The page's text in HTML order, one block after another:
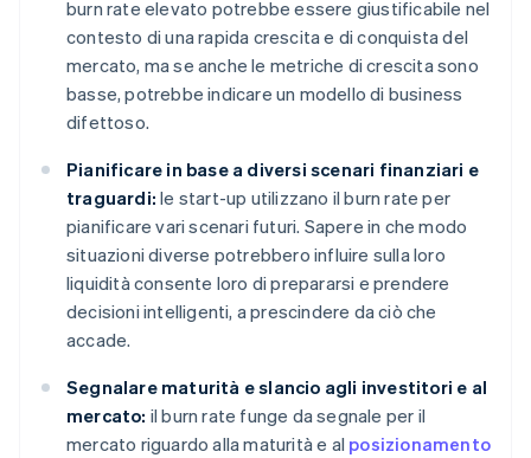
burn rate elevato potrebbe essere giustificabile nel
contesto di una rapida crescita e di conquista del
mercato, ma se anche le metriche di crescita sono
basse, potrebbe indicare un modello di business
difettoso.
Pianificare in base a diversi scenari finanziari e
traguardi: le start-up utilizzano il burn rate per
pianificare vari scenari futuri. Sapere in che modo
situazioni diverse potrebbero influire sulla loro
liquidità consente loro di prepararsi e prendere
decisioni intelligenti, a prescindere da ciò che
accade.
Segnalare maturità e slancio agli investitori e al
mercato: il burn rate funge da segnale per il
mercato riguardo alla maturità e al posizionamento